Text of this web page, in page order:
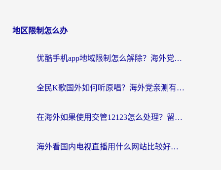
地区限制怎么办
优酷手机app地域限制怎么解除？海外党亲测有效的追剧方案
全民K歌国外如何听原唱？海外党亲测有效的回国加速器选择指南
在海外如果使用交管12123怎么处理？留学生亲测有效的回国加速方案
海外看国内电视直播用什么网站比较好？一篇解决你所有追剧难题的实用指南